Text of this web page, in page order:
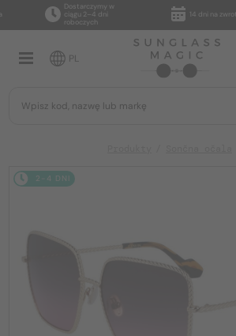
Dostarczymy w
ciągu 2–4 dni
roboczych
14 dni na zwrot
PL
2-4 DNI